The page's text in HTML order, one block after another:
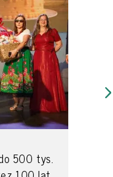
500 tys.